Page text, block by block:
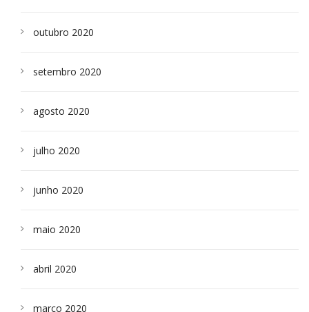
outubro 2020
setembro 2020
agosto 2020
julho 2020
junho 2020
maio 2020
abril 2020
março 2020